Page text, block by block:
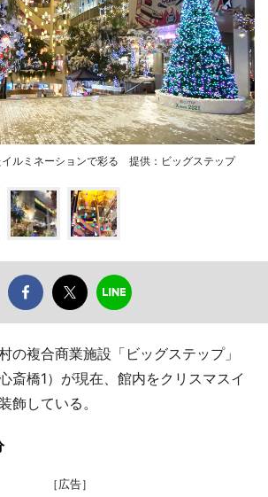
イルミネーションで彩る 提供：ビッグステップ
の複合商業施設「ビッグステップ」
斎橋1）が現在、館内をクリスマスイ
飾している。
［広告］